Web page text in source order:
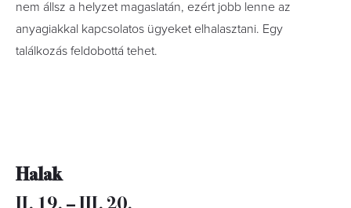
nem állsz a helyzet magaslatán, ezért jobb lenne az
anyagiakkal kapcsolatos ügyeket elhalasztani. Egy
találkozás feldobottá tehet.
Halak
II. 19. – III. 20.